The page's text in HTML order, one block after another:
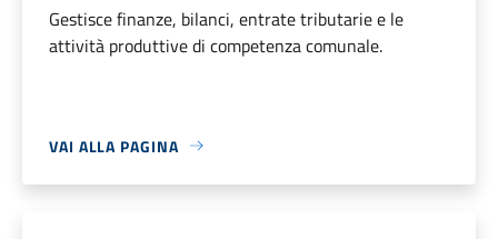
Gestisce finanze, bilanci, entrate tributarie e le
attività produttive di competenza comunale.
VAI ALLA PAGINA